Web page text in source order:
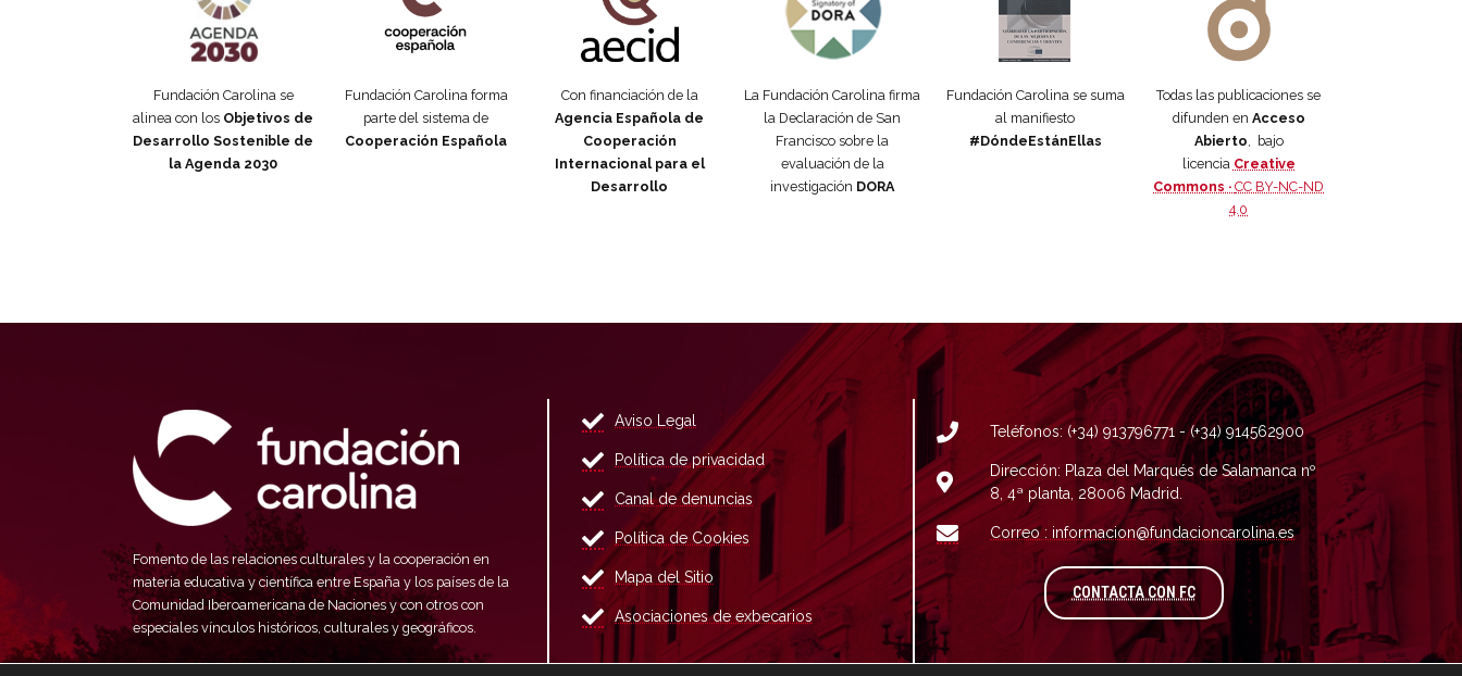
Fundación Carolina se
alinea con los Objetivos de
Desarrollo Sostenible de
la Agenda 2030
Fundación Carolina forma
parte del sistema de
Cooperación Española
Con financiación de la
Agencia Española de
Cooperación
Internacional para el
Desarrollo
La Fundación Carolina firma
la Declaración de San
Francisco sobre la
evaluación de la
investigación DORA
Fundación Carolina se suma
al manifiesto
#DóndeEstánEllas
Todas las publicaciones se
difunden en Acceso
Abierto , bajo
licencia Creative
Commons ·CC BY-NC-ND
4.0
Fomento de las relaciones culturales y la cooperación en
materia educativa y científica entre España y los países de la
Comunidad Iberoamericana de Naciones y con otros con
especiales vínculos históricos, culturales y geográficos.
Aviso Legal
Política de privacidad
Canal de denuncias
Política de Cookies
Mapa del Sitio
Asociaciones de exbecarios
Teléfonos: (+34) 913796771 - (+34) 914562900
Dirección: Plaza del Marqués de Salamanca nº
8, 4ª planta, 28006 Madrid.
Correo : informacion@fundacioncarolina.es
CONTACTA CON FCA TRAVÉS DEL FORMULARIO DE